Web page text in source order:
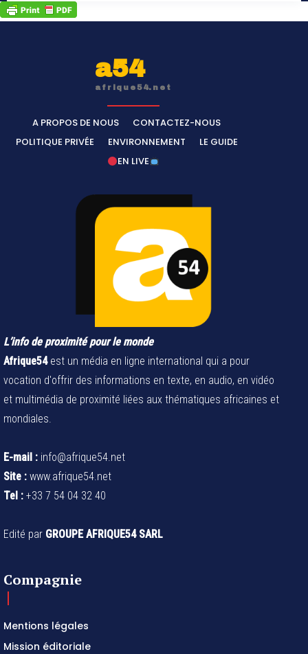
a54
afrique54.net
A PROPOS DE NOUS
CONTACTEZ-NOUS
POLITIQUE PRIVÉE
ENVIRONNEMENT
LE GUIDE
EN LIVE
L’info de proximité pour le monde
Afrique54est un média en ligne international qui a pour
vocation d'offrir des informations en texte, en audio, en vidéo
et multimédia de proximité liées aux thématiques africaines et
mondiales.
E-mail : info@afrique54.net
Site : www.afrique54.net
Tel : +33 7 54 04 32 40
Edité par GROUPE AFRIQUE54 SARL
Compagnie
Mentions légales
Mission éditoriale